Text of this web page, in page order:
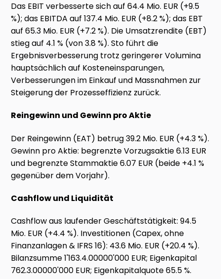
Das EBIT verbesserte sich auf 64.4 Mio. EUR (+9.5
%); das EBITDA auf 137.4 Mio. EUR (+8.2 %); das EBT
auf 65.3 Mio. EUR (+7.2 %). Die Umsatzrendite (EBT)
stieg auf 4.1 % (von 3.8 %). Sto führt die
Ergebnisverbesserung trotz geringerer Volumina
hauptsächlich auf Kosteneinsparungen,
Verbesserungen im Einkauf und Massnahmen zur
Steigerung der Prozesseffizienz zurück.
Reingewinn und Gewinn pro Aktie
Der Reingewinn (EAT) betrug 39.2 Mio. EUR (+4.3 %).
Gewinn pro Aktie: begrenzte Vorzugsaktie 6.13 EUR
und begrenzte Stammaktie 6.07 EUR (beide +4.1 %
gegenüber dem Vorjahr).
Cashflow und Liquidität
Cashflow aus laufender Geschäftstätigkeit: 94.5
Mio. EUR (+4.4 %). Investitionen (Capex, ohne
Finanzanlagen & IFRS 16): 43.6 Mio. EUR (+20.4 %).
Bilanzsumme 1'163.4.00000'000 EUR; Eigenkapital
762.3.00000'000 EUR; Eigenkapitalquote 65.5 %.